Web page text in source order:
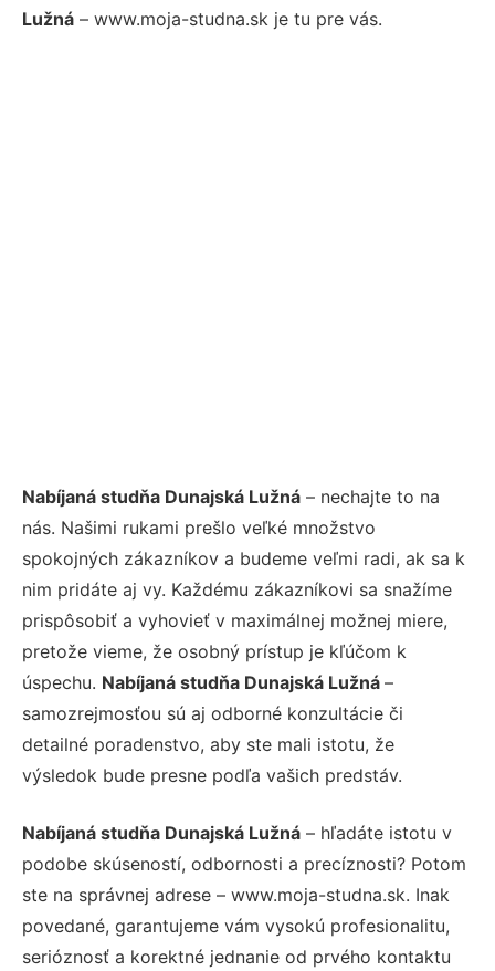
Lužná – www.moja-studna.sk je tu pre vás.
Nabíjaná studňa Dunajská Lužná – nechajte to na
nás. Našimi rukami prešlo veľké množstvo
spokojných zákazníkov a budeme veľmi radi, ak sa k
nim pridáte aj vy. Každému zákazníkovi sa snažíme
prispôsobiť a vyhovieť v maximálnej možnej miere,
pretože vieme, že osobný prístup je kľúčom k
úspechu. Nabíjaná studňa Dunajská Lužná –
samozrejmosťou sú aj odborné konzultácie či
detailné poradenstvo, aby ste mali istotu, že
výsledok bude presne podľa vašich predstáv.
Nabíjaná studňa Dunajská Lužná – hľadáte istotu v
podobe skúseností, odbornosti a precíznosti? Potom
ste na správnej adrese – www.moja-studna.sk. Inak
povedané, garantujeme vám vysokú profesionalitu,
serióznosť a korektné jednanie od prvého kontaktu